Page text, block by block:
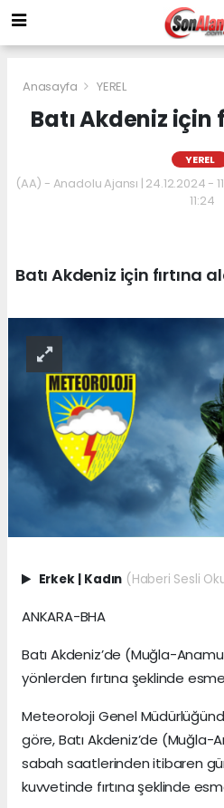
Anasayfa YEREL
Batı Akdeniz için
YEREL
(AA) - Anadolu Ajansı | 24.12.2024 -
11:24
Batı Akdeniz için fırtına
Erkek Kadın (Haberi Sesli
ANKARA-BHA
Batı Akdeniz’de (Muğla-
yönlerden fırtına şeklinde
Meteoroloji Genel
göre, Batı Akdeniz’de (Muğla-
sabah saatlerinden itibaren
kuvvetinde fırtına şeklinde